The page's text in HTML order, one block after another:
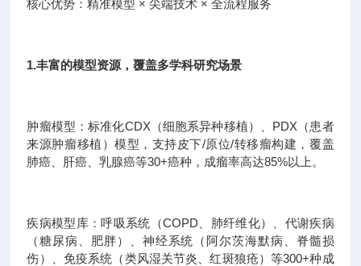
核心优势：精准模型 × 尖端技术 × 全流程服务
1.丰富的模型资源，覆盖多学科研究场景
肿瘤模型：标准化CDX（细胞系异种移植）、PDX（患者
来源肿瘤移植）模型，支持皮下/原位/转移瘤构建，覆盖
肺癌、肝癌、乳腺癌等30+癌种，成瘤率高达85%以上。
疾病模型库：呼吸系统（COPD、肺纤维化）、代谢疾病
（糖尿病、肥胖）、神经系统（阿尔茨海默病、脊髓损
伤）、免疫系统（类风湿关节炎、红斑狼疮）等300+种成